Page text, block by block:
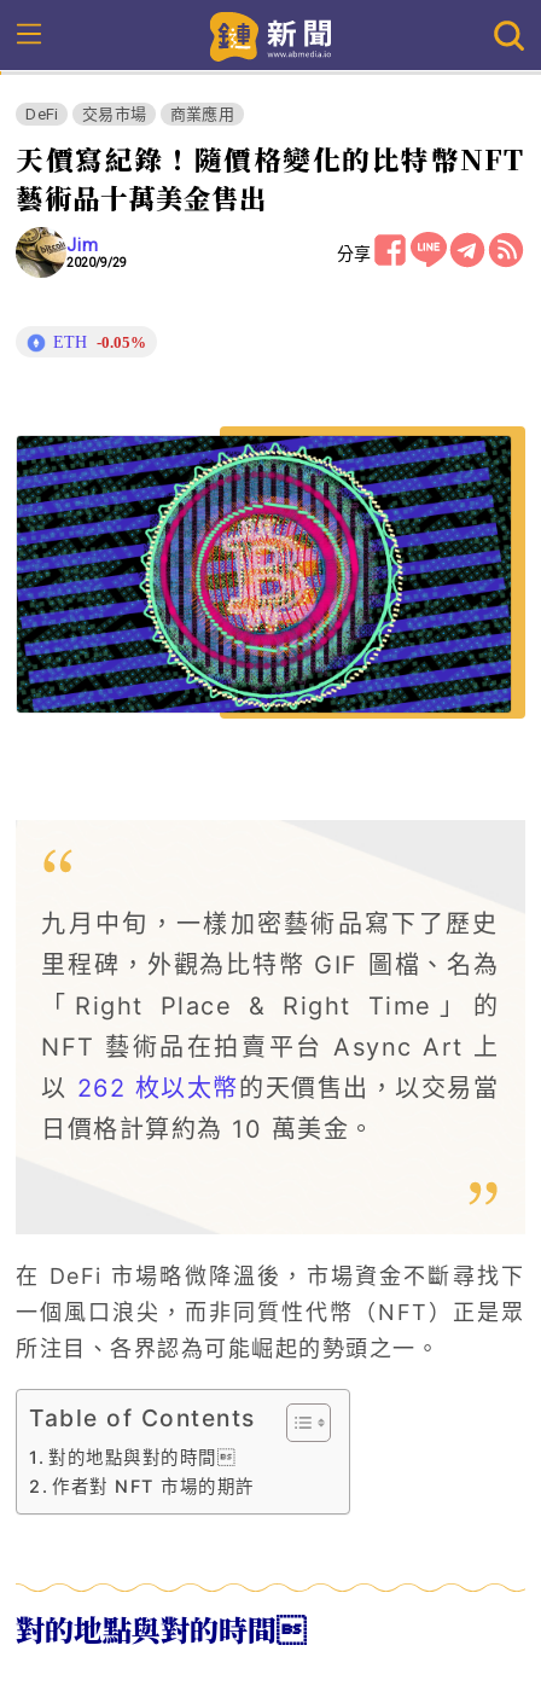
DeFi 交易市場 商業應用
天價寫紀錄！隨價格變化的比特幣NFT
藝術品十萬美金售出
Jim
2020/9/29 分享
ETH -0.05%
九月中旬，一樣加密藝術品寫下了歷史
里程碑，外觀為比特幣 GIF 圖檔、名為
「Right Place & Right Time」的
NFT 藝術品在拍賣平台 Async Art 上
以 262 枚以太幣的天價售出，以交易當
日價格計算約為 10 萬美金。
在 DeFi 市場略微降溫後，市場資金不斷尋找下
一個風口浪尖，而非同質性代幣（NFT）正是眾
所注目、各界認為可能崛起的勢頭之一。
Table of Contents
對的地點與對的時間
作者對 NFT 市場的期許
對的地點與對的時間